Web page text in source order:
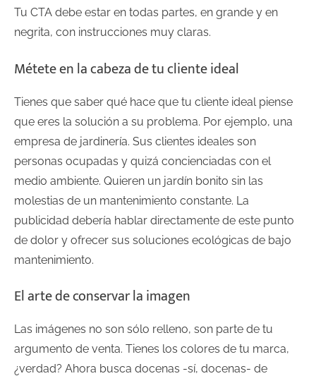
Tu CTA debe estar en todas partes, en grande y en
negrita, con instrucciones muy claras.
Métete en la cabeza de tu cliente ideal
Tienes que saber qué hace que tu cliente ideal piense
que eres la solución a su problema. Por ejemplo, una
empresa de jardinería. Sus clientes ideales son
personas ocupadas y quizá concienciadas con el
medio ambiente. Quieren un jardín bonito sin las
molestias de un mantenimiento constante. La
publicidad debería hablar directamente de este punto
de dolor y ofrecer sus soluciones ecológicas de bajo
mantenimiento.
El arte de conservar la imagen
Las imágenes no son sólo relleno, son parte de tu
argumento de venta. Tienes los colores de tu marca,
¿verdad? Ahora busca docenas -sí, docenas- de